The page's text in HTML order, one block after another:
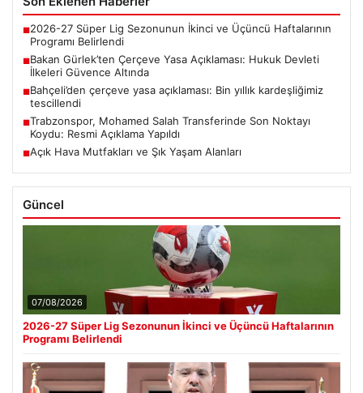
■2026-27 Süper Lig Sezonunun İkinci ve Üçüncü Haftalarının
Programı Belirlendi
■Bakan Gürlek’ten Çerçeve Yasa Açıklaması: Hukuk Devleti
İlkeleri Güvence Altında
■Bahçeli’den çerçeve yasa açıklaması: Bin yıllık kardeşliğimiz
tescillendi
■Trabzonspor, Mohamed Salah Transferinde Son Noktayı
Koydu: Resmi Açıklama Yapıldı
■Açık Hava Mutfakları ve Şık Yaşam Alanları
Güncel
07/08/2026
2026-27 Süper Lig Sezonunun İkinci ve Üçüncü Haftalarının
Programı Belirlendi